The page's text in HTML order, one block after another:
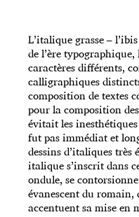
L’italique grasse –
de l’ère
caractères différents,
calligraphiques
composition de textes
pour la composition
évitait les
fut pas immédiat et
dessins d’italiques très
italique s’inscrit dans
ondule, se
évanescent du romain,
accentuent sa mise en